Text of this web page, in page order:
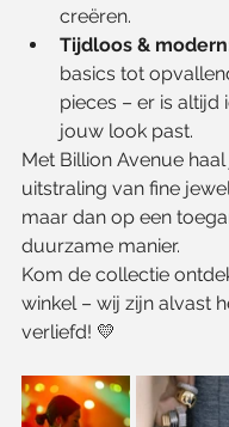
creëren.
Tijdloos &
basics tot
pieces – er is altijd
jouw look past.
Met Billion Avenue
uitstraling van fine
maar dan op een
duurzame manier.
Kom de collectie
winkel – wij zijn alvast
verliefd! 💛